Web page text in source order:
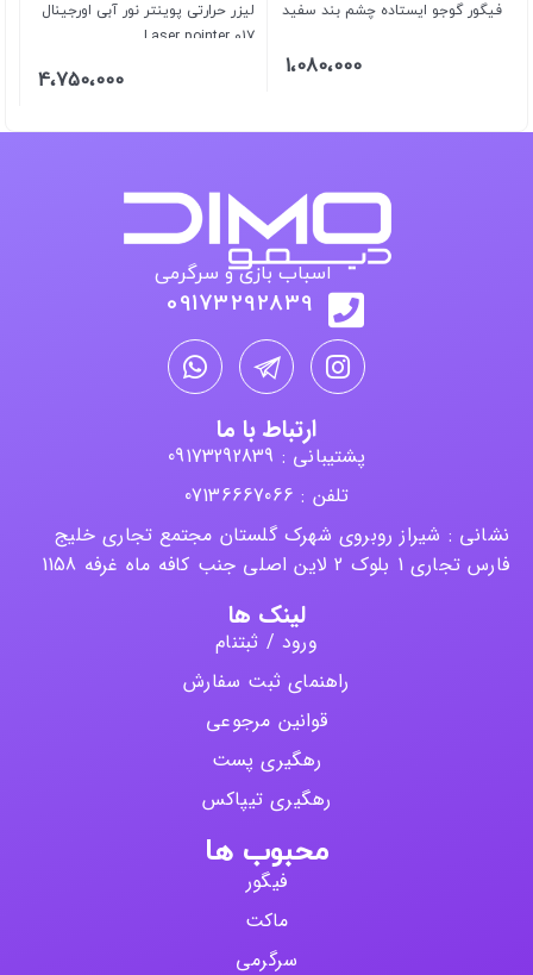
فیگور گوجو ایستاده چشم بند سفید
1،080،000
لیزر حرارتی پوینتر نور آبی اورجینال
Laser pointer 017
4،750،000
اسباب بازی و سرگرمی
09173292839
ارتباط با ما
پشتیبانی : 09173292839
تلفن : 07136667066
نشانی : شیراز روبروی شهرک گلستان مجتمع تجاری خلیج
فارس تجاری 1 بلوک 2 لاین اصلی جنب کافه ماه غرفه 1158
لینک ها
ورود / ثبتنام
راهنمای ثبت سفارش
قوانین مرجوعی
رهگیری پست
رهگیری تیپاکس
محبوب ها
فیگور
ماکت
سرگرمی